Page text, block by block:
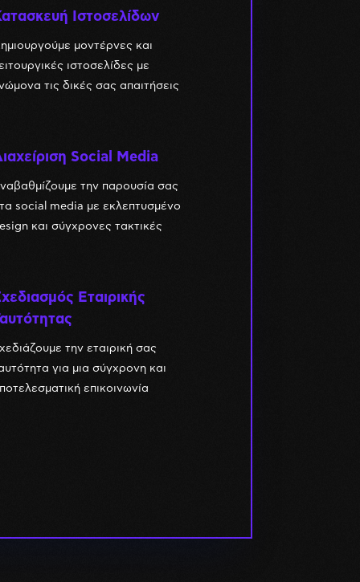
Ιστοσελίδων
μοντέρνες και
ιστοσελίδες με
τις δικές σας απαιτήσεις
Social Media
την παρουσία σας
social media με εκλεπτυσμένο
και σύγχρονες τακτικές
Εταιρικής
την εταιρική σας
για μια σύγχρονη και
επικοινωνία